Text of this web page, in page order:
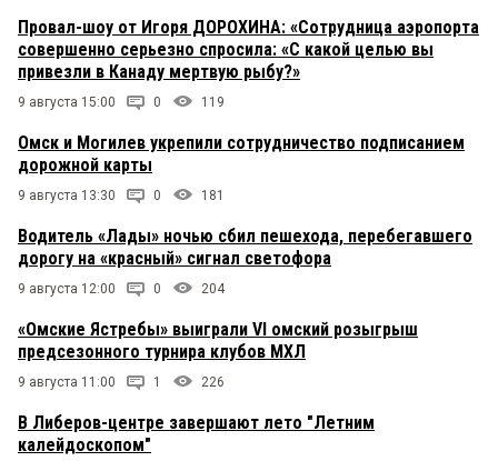
Провал-шоу от Игоря ДОРОХИНА: «Сотрудница аэропорта
совершенно серьезно спросила: «С какой целью вы
привезли в Канаду мертвую рыбу?»
9 августа 15:00 0 119
Омск и Могилев укрепили сотрудничество подписанием
дорожной карты
9 августа 13:30 0 181
Водитель «Лады» ночью сбил пешехода, перебегавшего
дорогу на «красный» сигнал светофора
9 августа 12:00 0 204
«Омские Ястребы» выиграли VI омский розыгрыш
предсезонного турнира клубов МХЛ
9 августа 11:00 1 226
В Либеров-центре завершают лето "Летним
калейдоскопом"